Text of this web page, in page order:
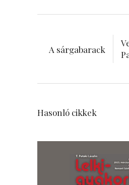
A sárgabarack
Hasonló cikkek